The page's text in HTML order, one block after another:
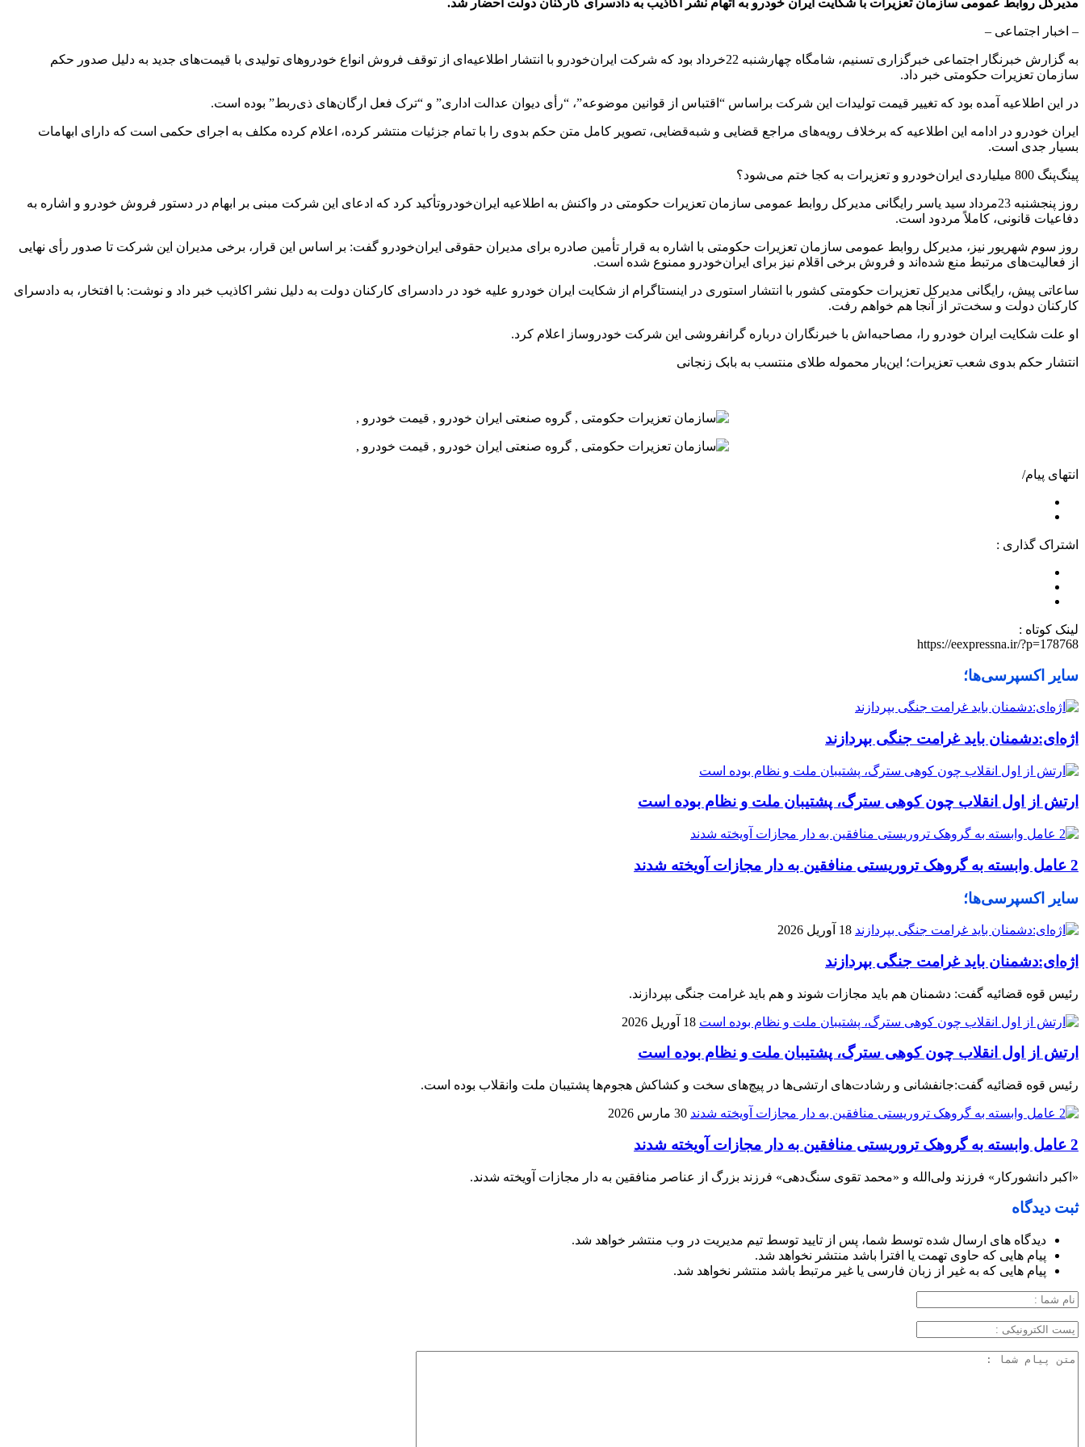
– اخبار اجتماعی –
به گزارش خبرنگار اجتماعی خبرگزاری تسنیم، شامگاه چهارشنبه 22خرداد بود که شرکت ایران‌خودرو با انتشار اطلاعیه‌ای از توقف فروش انواع خودروهای تولیدی با قیمت‌های جدید به دلیل صدور حکم
سازمان تعزیرات حکومتی خبر داد.
در این اطلاعیه آمده بود که تغییر قیمت تولیدات این شرکت براساس “اقتباس از قوانین موضوعه”، “رأی دیوان عدالت اداری” و “ترک فعل ارگان‌های ذی‌ربط” بوده است.
ایران خودرو در ادامه این اطلاعیه که برخلاف رویه‌های مراجع قضایی و شبه‌قضایی، تصویر کامل متن حکم بدوی را با تمام جزئیات منتشر کرده، اعلام کرده مکلف به اجرای حکمی است که دارای ابهامات
بسیار جدی است.
پینگ‌پنگ 800 میلیاردی ایران‌خودرو و تعزیرات به کجا ختم می‌شود؟
روز پنجشنبه 23مرداد سید یاسر رایگانی مدیرکل روابط عمومی سازمان تعزیرات حکومتی در واکنش به اطلاعیه ایران‌خودروتأکید کرد که ادعای این شرکت مبنی بر ابهام در دستور فروش خودرو و اشاره به
دفاعیات قانونی، کاملاً مردود است.
روز سوم شهریور نیز، مدیرکل روابط عمومی سازمان تعزیرات حکومتی با اشاره به قرار تأمین صادره برای مدیران حقوقی ایران‌خودرو گفت: بر اساس این قرار، برخی مدیران این شرکت تا صدور رأی نهایی
از فعالیت‌های مرتبط منع شده‌اند و فروش برخی اقلام نیز برای ایران‌خودرو ممنوع شده است.
ساعاتی پیش، رایگانی مدیرکل تعزیرات حکومتی کشور با انتشار استوری در اینستاگرام از شکایت ایران خودرو علیه خود در دادسرای کارکنان دولت به دلیل نشر اکاذیب خبر داد و نوشت: با افتخار، به دادسرای
کارکنان دولت و سخت‌تر از آنجا هم خواهم رفت.
او علت شکایت ایران خودرو را، مصاحبه‌اش با خبرنگاران درباره گرانفروشی این شرکت خودروساز اعلام کرد.
انتشار حکم بدوی شعب تعزیرات؛ این‌بار محموله طلای منتسب به بابک زنجانی
انتهای پیام/
اشتراک گذاری :
لینک کوتاه :
https://eexpressna.ir/?p=178768
سایر اکسپرسی‌ها؛
اژه‌ای:دشمنان باید غرامت جنگی بپردازند
ارتش از اول انقلاب چون کوهی سترگ، پشتیبان ملت و نظام بوده است
2 عامل وابسته به گروهک تروریستی منافقین به دار مجازات آویخته شدند
سایر اکسپرسی‌ها؛
18 آوریل 2026
اژه‌ای:دشمنان باید غرامت جنگی بپردازند
رئیس قوه قضائیه گفت: دشمنان هم باید مجازات شوند و هم باید غرامت جنگی بپردازند.
18 آوریل 2026
ارتش از اول انقلاب چون کوهی سترگ، پشتیبان ملت و نظام بوده است
رئیس قوه قضائیه گفت:جانفشانی و رشادت‌های ارتشی‌ها در پیچ‌های سخت و کشاکش هجوم‌ها پشتیبان ملت وانقلاب بوده است.
30 مارس 2026
2 عامل وابسته به گروهک تروریستی منافقین به دار مجازات آویخته شدند
«اکبر دانشورکار» فرزند ولی‌الله و «محمد تقوی سنگ‌دهی» فرزند بزرگ از عناصر منافقین به دار مجازات آویخته شدند.
ثبت دیدگاه
دیدگاه های ارسال شده توسط شما، پس از تایید توسط تیم مدیریت در وب منتشر خواهد شد.
پیام هایی که حاوی تهمت یا افترا باشد منتشر نخواهد شد.
پیام هایی که به غیر از زبان فارسی یا غیر مرتبط باشد منتشر نخواهد شد.